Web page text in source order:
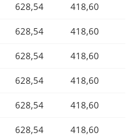
628,54 418,60
628,54 418,60
628,54 418,60
628,54 418,60
628,54 418,60
628,54 418,60